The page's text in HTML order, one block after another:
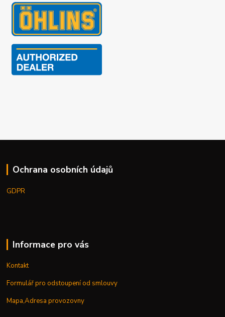
Ochrana osobních údajů
GDPR
Informace pro vás
Kontakt
Formulář pro odstoupení od smlouvy
Mapa,Adresa provozovny